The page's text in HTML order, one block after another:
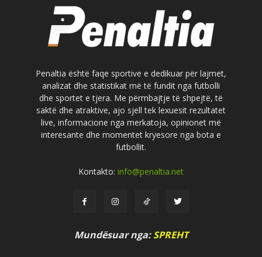
Penaltia është faqe sportive e dedikuar për lajmet,
analizat dhe statistikat më të fundit nga futbolli
dhe sportet e tjera. Me përmbajtje të shpejtë, të
saktë dhe atraktive, ajo sjell tek lexuesit rezultatet
live, informacione nga merkatoja, opinionet më
interesante dhe momentet kryesore nga bota e
futbollit.
Kontakto: info@penaltia.net
Mundësuar nga:SPREHT